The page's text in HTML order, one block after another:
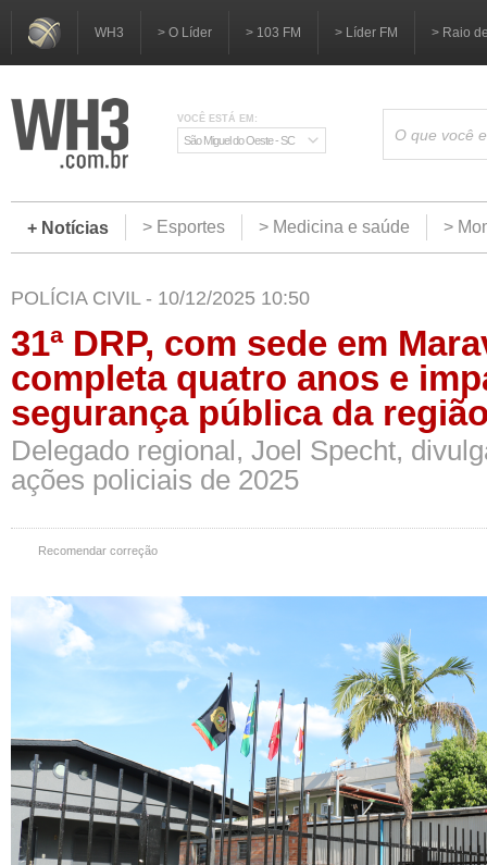
WH3 > O Líder > 103 FM > Líder FM > Raio
VOCÊ ESTÁ EM:
São Miguel do Oeste - SC
+ Notícias > Esportes > Medicina e saúde >
POLÍCIA CIVIL - 10/12/2025 10:50
31ª DRP, com sede em
completa quatro anos e
segurança pública da
Delegado regional, Joel Specht,
ações policiais de 2025
Recomendar correção